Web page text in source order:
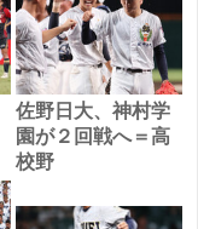
佐野日大、神村学
園が２回戦へ＝高
校野